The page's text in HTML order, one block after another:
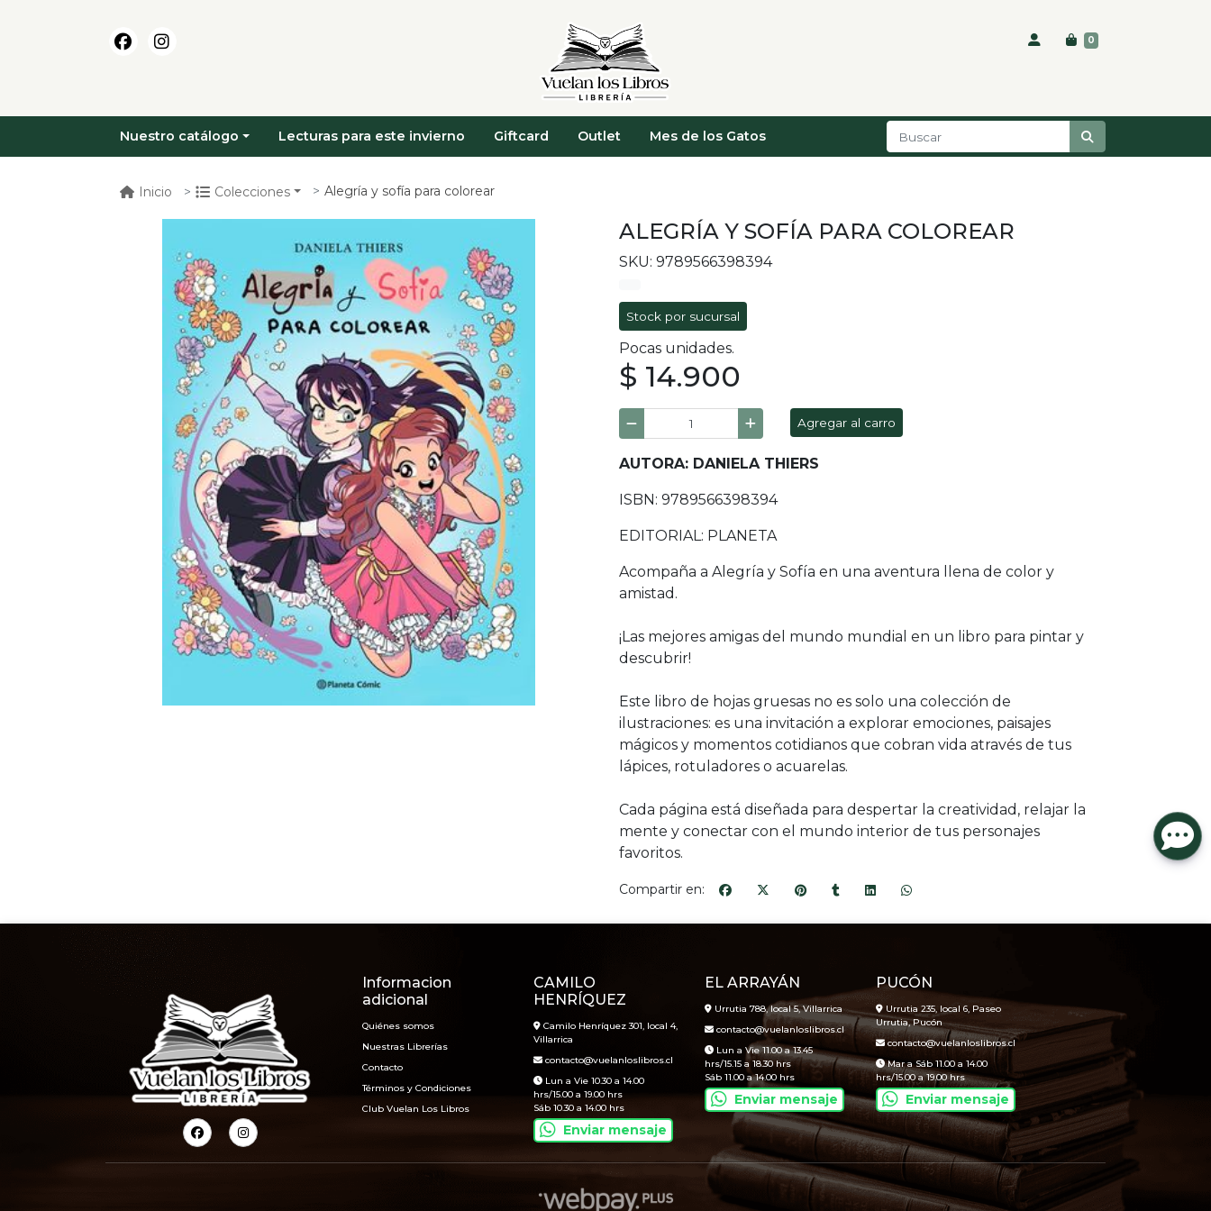
0
Nuestro catálogo Lecturas para este invierno Giftcard Outlet Mes de los Gatos
Inicio Colecciones Alegría y sofía para colorear
ALEGRÍA Y SOFÍA PARA COLOREAR
SKU: 9789566398394
Stock por sucursal
Pocas unidades.
$ 14.900
Agregar al carro
AUTORA: DANIELA THIERS
ISBN: 9789566398394
EDITORIAL: PLANETA
Acompaña a Alegría y Sofía en una aventura llena de color y
amistad.
¡Las mejores amigas del mundo mundial en un libro para pintar y
descubrir!
Este libro de hojas gruesas no es solo una colección de
ilustraciones: es una invitación a explorar emociones, paisajes
mágicos y momentos cotidianos que cobran vida através de tus
lápices, rotuladores o acuarelas.
Cada página está diseñada para despertar la creatividad, relajar la
mente y conectar con el mundo interior de tus personajes
favoritos.
Compartir en:
Informacion
adicional
Quiénes somos
Nuestras Librerías
Contacto
Términos y Condiciones
Club Vuelan Los Libros
CAMILO
HENRÍQUEZ
Camilo Henríquez 301, local 4,
Villarrica
contacto@vuelanloslibros.cl
Lun a Vie 10.30 a 14.00
hrs/15.00 a 19.00 hrs
Sáb 10.30 a 14.00 hrs
Enviar mensaje
EL ARRAYÁN
Urrutia 788, local 5, Villarrica
contacto@vuelanloslibros.cl
Lun a Vie 11.00 a 13.45
hrs/15.15 a 18.30 hrs
Sáb 11.00 a 14.00 hrs
Enviar mensaje
PUCÓN
Urrutia 235, local 6, Paseo
Urrutia, Pucón
contacto@vuelanloslibros.cl
Mar a Sáb 11.00 a 14.00
hrs/15.00 a 19.00 hrs
Enviar mensaje